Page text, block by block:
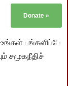
Donate »
பங்களிப்பே
சமூகநீதிச்